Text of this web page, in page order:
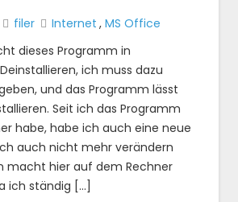
filer Internet , MS Office
dieses Programm in
ich muss dazu
und das Programm lässt
Seit ich das Programm
habe, habe ich auch eine neue
auch nicht mehr verändern
macht hier auf dem Rechner
ich ständig […]